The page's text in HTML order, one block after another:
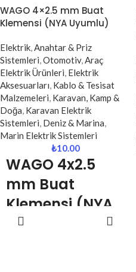
Güvenli Elektrik
Kullanımı | Şık
Beyaz Tasarım |
3’lü Priz Konforu
Tunçmatik Powersurge
TSK5083 akım korumalı priz,
elektronik cihazlarınızı ani voltaj
dalgalanmaları, yüksek akım ve
yıldırım etkilerine karşı koruyarak
güvenli kullanım sunar. 3’lü priz
yapısı, anahtarlı kontrol özelliği ve
de ofis kullanımları için ideal bir
çözümdür.
WAGO 4×2.5 mm Buat
Klemensi (NYA Uyumlu)
Elektrik,Anahtar & Priz
Sistemleri,Otomotiv,Araç
Elektrik Ürünleri, Elektrik
Aksesuarları, Kablo & Tesisat
Malzemeleri, Karavan, Kamp &
Doğa, Karavan Elektrik
Sistemleri, Deniz & Marina,
Marin Elektrik Sistemleri
₺10.00
WAGO 4x2.5
mm Buat
Klemensi (NYA
Uyumlu)